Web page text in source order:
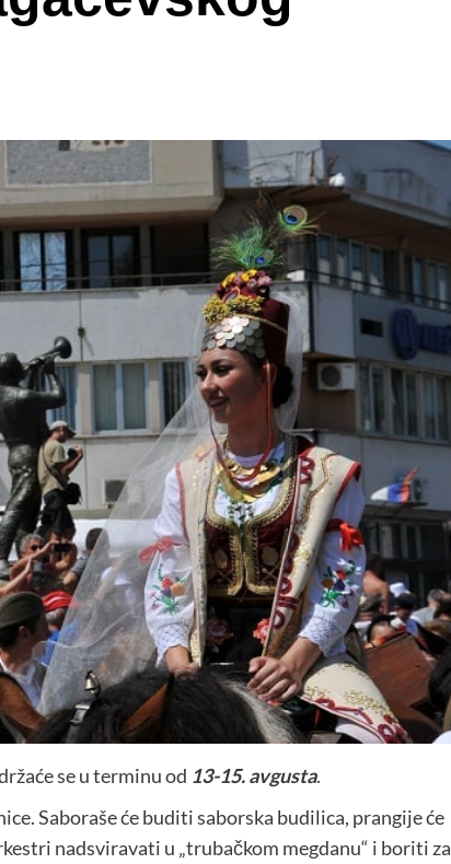
se u terminu od 13-15. avgusta.
Saboraše će buditi saborska budilica, prangije će
nadsviravati u „trubačkom megdanu“ i boriti za